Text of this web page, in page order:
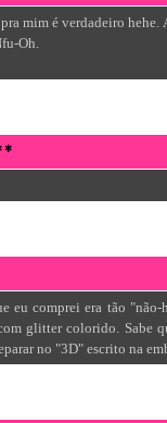
mim é verdadeiro
Oh.
eu comprei era tão
glitter colorido. Sabe
no "3D" escrito na